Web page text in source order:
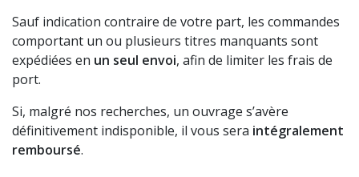
Sauf indication contraire de votre part, les commandes
comportant un ou plusieurs titres manquants sont
expédiées en un seul envoi, afin de limiter les frais de
port.
Si, malgré nos recherches, un ouvrage s’avère
définitivement indisponible, il vous sera intégralement
remboursé.